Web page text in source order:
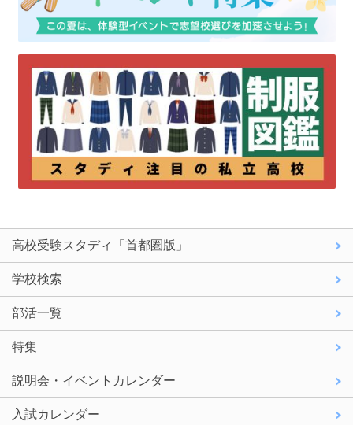
高校受験スタディ「首都圏版」
学校検索
部活一覧
特集
説明会・イベントカレンダー
入試カレンダー